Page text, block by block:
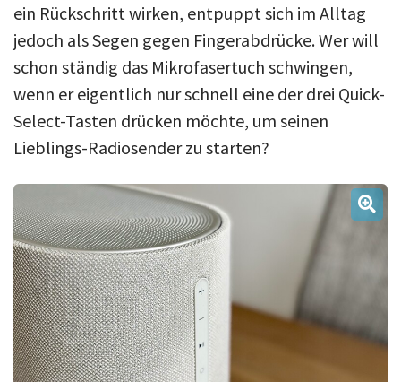
ein Rückschritt wirken, entpuppt sich im Alltag
jedoch als Segen gegen Fingerabdrücke. Wer will
schon ständig das Mikrofasertuch schwingen,
wenn er eigentlich nur schnell eine der drei Quick-
Select-Tasten drücken möchte, um seinen
Lieblings-Radiosender zu starten?